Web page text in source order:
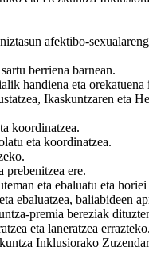
afektibo-
berriena barnean.
handiena eta
Ikaskuntzaren eta
koordinatzea.
eta koordinatzea.
prebenitzea ere.
eta ebaluatu eta
ebaluatzea, baliabideen
premia bereziak
eta laneratzea errazteko.
Inklusiorako